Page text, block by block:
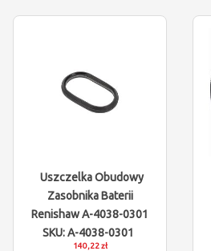
Uszczelka Obudowy
Zasobnika Baterii
Renishaw A-4038-0301
SKU: A-4038-0301
140,22 zł